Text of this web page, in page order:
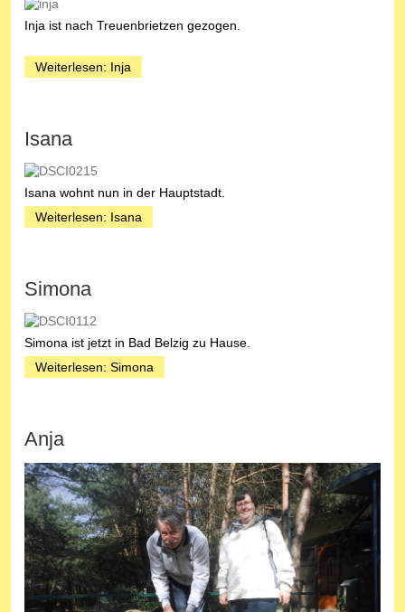
Inja ist nach Treuenbrietzen gezogen.
Weiterlesen: Inja
Isana
Isana wohnt nun in der Hauptstadt.
Weiterlesen: Isana
Simona
Simona ist jetzt in Bad Belzig zu Hause.
Weiterlesen: Simona
Anja